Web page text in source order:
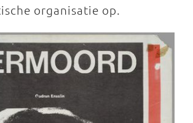
organisatie op.